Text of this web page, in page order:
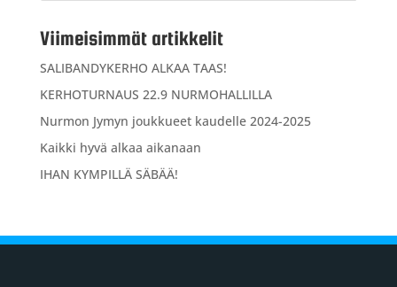
Viimeisimmät artikkelit
SALIBANDYKERHO ALKAA TAAS!
KERHOTURNAUS 22.9 NURMOHALLILLA
Nurmon Jymyn joukkueet kaudelle 2024-2025
Kaikki hyvä alkaa aikanaan
IHAN KYMPILLÄ SÄBÄÄ!